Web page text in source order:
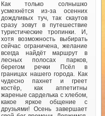
Как только солнышко
усмехнётся из-за осенних
дождливых туч, так скаутов
сразу зовут в путешествие
туристические тропинки. И,
хотя возможность выбирать
сейчас ограничена, желание
всегда найдёт маршрут в
лесных полосах парков,
берегом речки Псёл в
границах нашего города. Как
чудесно пахнет и греет
костёр, как аппетитны
жареные сарделька с хлебом,
какое яркое общение с
друзьями! Осень завершает